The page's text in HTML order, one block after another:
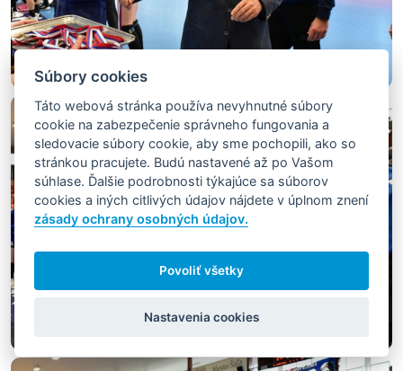
Súbory cookies
Táto webová stránka používa nevyhnutné súbory
cookie na zabezpečenie správneho fungovania a
sledovacie súbory cookie, aby sme pochopili, ako so
stránkou pracujete. Budú nastavené až po Vašom
súhlase. Ďalšie podrobnosti týkajúce sa súborov
cookies a iných citlivých údajov nájdete v úplnom znení
zásady ochrany osobných údajov.
Povoliť všetky
Nastavenia cookies